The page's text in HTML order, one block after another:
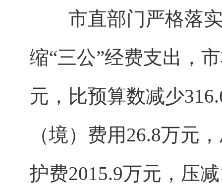
市直部门严格落实
缩“三公”经费支出，
元，比预算数减少
（境）费用26.8万元
护费2015.9万元，压